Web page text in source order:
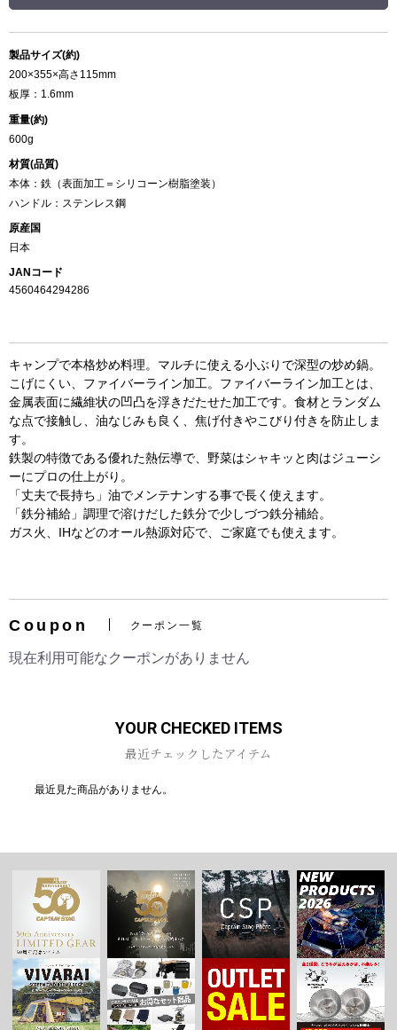
製品サイズ(約)
200×355×高さ115mm
板厚：1.6mm
重量(約)
600g
材質(品質)
本体：鉄（表面加工＝シリコーン樹脂塗装）
ハンドル：ステンレス鋼
原産国
日本
JANコード
4560464294286
キャンプで本格炒め料理。マルチに使える小ぶりで深型の炒め鍋。
こげにくい、ファイバーライン加工。ファイバーライン加工とは、
金属表面に繊維状の凹凸を浮きだたせた加工です。食材とランダム
な点で接触し、油なじみも良く、焦げ付きやこびり付きを防止しま
す。
鉄製の特徴である優れた熱伝導で、野菜はシャキッと肉はジューシ
ーにプロの仕上がり。
「丈夫で長持ち」油でメンテナンする事で長く使えます。
「鉄分補給」調理で溶けだした鉄分で少しづつ鉄分補給。
ガス火、IHなどのオール熱源対応で、ご家庭でも使えます。
Coupon クーポン一覧
現在利用可能なクーポンがありません
YOUR CHECKED ITEMS
最近チェックしたアイテム
最近見た商品がありません。